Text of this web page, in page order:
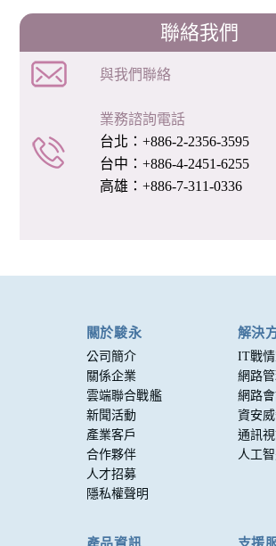
聯絡我們
與我們聯絡
業務諮詢電話
台北：+886-2-2356-3595
台中：+886-4-2451-6255
高雄：+886-7-311-0336
關於駿永
公司簡介
關係企業
雲端聯合戰艦
新聞活動
產業客戶
合作夥伴
人才招募
隱私權聲明
解決
IT戰
網路
網路
資安
通訊
人工
產品資訊 支援